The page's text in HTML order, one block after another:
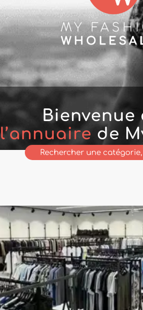
Bienvenue
l’annuaire de